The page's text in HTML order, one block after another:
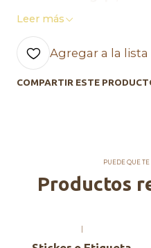
Leer más
Agregar a la
COMPARTIR ESTE
PUEDE QUE TE
Productos
|